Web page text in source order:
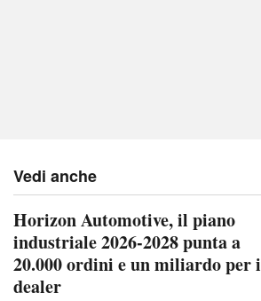
Vedi anche
Horizon Automotive, il piano
industriale 2026-2028 punta a
20.000 ordini e un miliardo per i
dealer